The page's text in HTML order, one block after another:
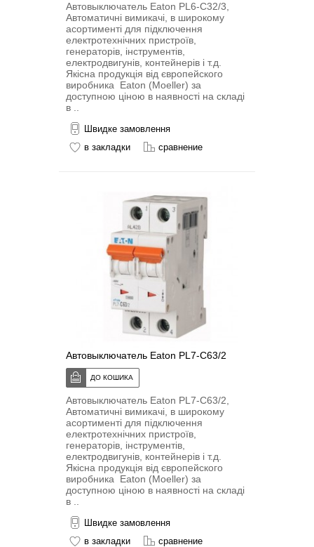
Автовыключатель Eaton PL6-C32/3,
Автоматичні вимикачі, в широкому
асортименті для підключення
електротехнічних пристроїв,
генераторів, інструментів,
електродвигунів, контейнерів і т.д.
Якісна продукція від європейского
виробника Eaton (Moeller) за
доступною ціною в наявності на складі
в ..
Швидке замовлення
в закладки
сравнение
Автовыключатель Eaton PL7-C63/2
Автовыключатель Eaton PL7-C63/2,
Автоматичні вимикачі, в широкому
асортименті для підключення
електротехнічних пристроїв,
генераторів, інструментів,
електродвигунів, контейнерів і т.д.
Якісна продукція від європейского
виробника Eaton (Moeller) за
доступною ціною в наявності на складі
в ..
Швидке замовлення
в закладки
сравнение